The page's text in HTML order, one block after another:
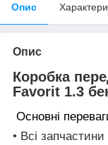
Опис
Опис
Коробка
Favorit 1.3
Основні
• Всі запчастини